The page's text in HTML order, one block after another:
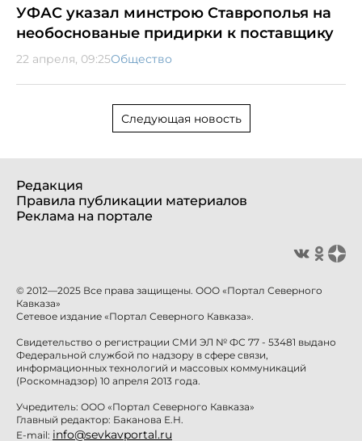
УФАС указал минстрою Ставрополья на
необоснованые придирки к поставщику
22 апреля, 09:25Общество
Следующая новость
Редакция
Правила публикации материалов
Реклама на портале
© 2012—2025 Все права защищены. ООО «Портал Северного
Кавказа»
Сетевое издание «Портал Северного Кавказа».
Свидетельство о регистрации СМИ ЭЛ № ФС 77 - 53481 выдано
Федеральной службой по надзору в сфере связи,
информационных технологий и массовых коммуникаций
(Роскомнадзор) 10 апреля 2013 года.
Учредитель: ООО «Портал Северного Кавказа»
Главный редактор: Баканова Е.Н.
E-mail: info@sevkavportal.ru